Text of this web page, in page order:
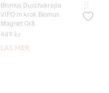
Blomus Duschskrapa
VIPO m krok Blomus
Magnet Grå
449 kr
LÄS MER